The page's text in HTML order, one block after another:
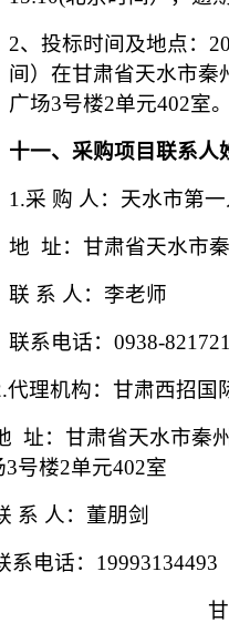
2、 投标时间及地点：
间）在甘肃省天水市秦
广场3号楼2单元402室。
十一、采购项目联系人
1.采 购 人： 天水市第
地 址：甘肃省天水市
联 系 人：李老师
联系电话： 0938-
理机构：甘肃西招国
址： 甘肃省天水市秦
3号楼2单元402室
系 人： 董朋剑
系电话： 19993134493